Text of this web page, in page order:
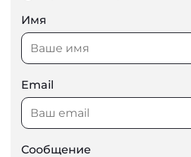
Имя
Email
Сообщение